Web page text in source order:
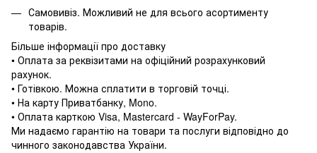
Самовивіз. Можливий не для всього асортименту
товарів.
Більше інформації про доставку
• Оплата за реквізитами на офіційний розрахунковий
рахунок.
• Готівкою. Можна сплатити в торговій точці.
• На карту Приватбанку, Mono.
• Оплата карткою Visa, Mastercard - WayForPay.
Ми надаємо гарантію на товари та послуги відповідно до
чинного законодавства України.